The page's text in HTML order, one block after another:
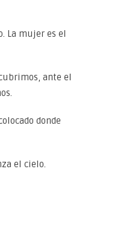
La mujer es el
ante el
donde
el cielo.